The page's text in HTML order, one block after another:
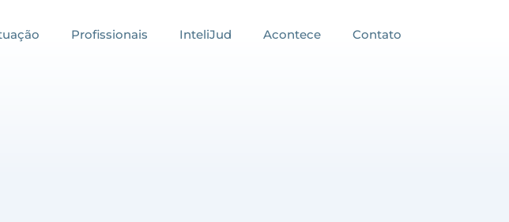
Profissionais InteliJud Acontece Contato